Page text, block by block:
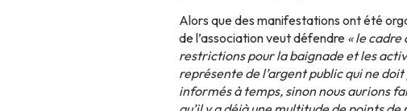
Alors que des manifestations ont été
de l’association veut défendre « le cadre
restrictions pour la baignade et les
représente de l’argent public qui ne
informés à temps, sinon nous aurions